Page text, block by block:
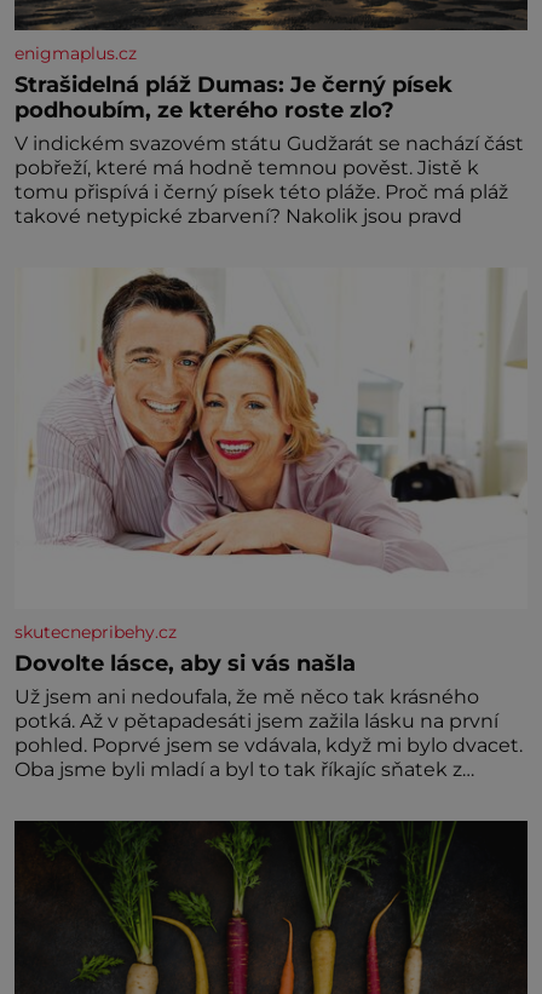
enigmaplus.cz
Strašidelná pláž Dumas: Je černý písek
podhoubím, ze kterého roste zlo?
V indickém svazovém státu Gudžarát se nachází část
pobřeží, které má hodně temnou pověst. Jistě k
tomu přispívá i černý písek této pláže. Proč má pláž
takové netypické zbarvení? Nakolik jsou pravd
skutecnepribehy.cz
Dovolte lásce, aby si vás našla
Už jsem ani nedoufala, že mě něco tak krásného
potká. Až v pětapadesáti jsem zažila lásku na první
pohled. Poprvé jsem se vdávala, když mi bylo dvacet.
Oba jsme byli mladí a byl to tak říkajíc sňatek z
zaopatřený mladý muž. Manželství nám oběma moc
nesvědčilo, brzy jsme zjistili, že